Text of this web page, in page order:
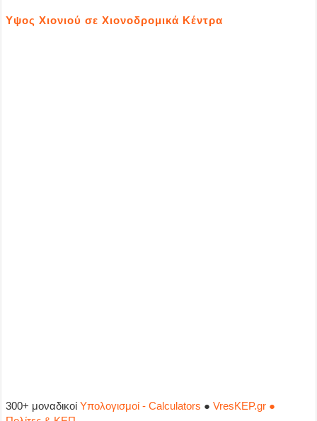
Υψος Χιονιού σε Χιονοδρομικά Κέντρα
300+ μοναδικοίΥπολογισμοί - Calculators ●VresKEP.gr ●